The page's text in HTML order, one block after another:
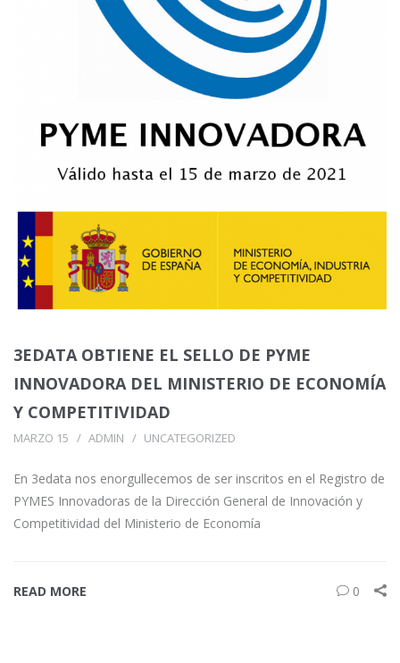
3EDATA OBTIENE EL SELLO DE PYME
INNOVADORA DEL MINISTERIO DE ECONOMÍA
Y COMPETITIVIDAD
MARZO 15 ADMIN UNCATEGORIZED
En 3edata nos enorgullecemos de ser inscritos en el Registro de
PYMES Innovadoras de la Dirección General de Innovación y
Competitividad del Ministerio de Economía
READ MORE 0